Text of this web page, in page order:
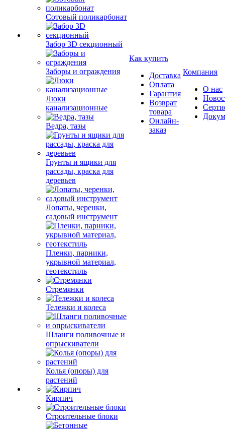
Сотовый поликарбонат
Забор 3D секционный
Заборы и ограждения
Люки
канализационные
Ведра, тазы
Грунты и ящики для
рассады, краска для
деревьев
Лопаты, черенки,
садовый инструмент
Пленки, парники,
укрывной материал,
геотекстиль
Стремянки
Тележки и колеса
Шланги поливочные и
опрыскиватели
Колья (опоры) для
растений
Кирпич
Строительные блоки
Как купить
Доставка
Оплата
Гарантия
Возврат
товара
Онлайн-
заказ
Компания
О нас